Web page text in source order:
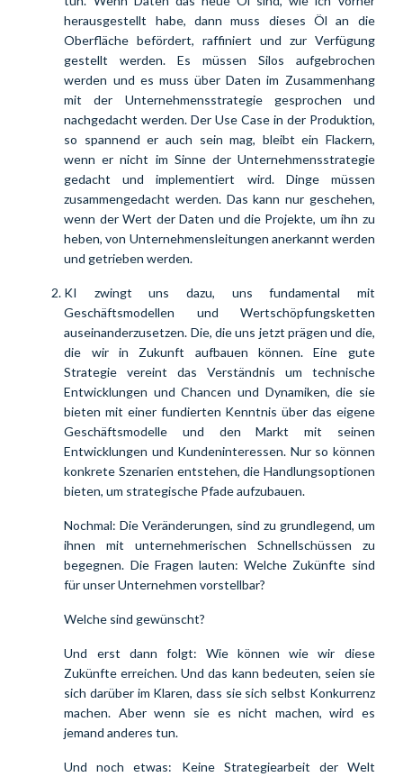
herausgestellt habe, dann muss dieses Öl an die
Oberfläche befördert, raffiniert und zur Verfügung
gestellt werden. Es müssen Silos aufgebrochen
werden und es muss über Daten im Zusammenhang
mit der Unternehmensstrategie gesprochen und
nachgedacht werden. Der Use Case in der Produktion,
so spannend er auch sein mag, bleibt ein Flackern,
wenn er nicht im Sinne der Unternehmensstrategie
gedacht und implementiert wird. Dinge müssen
zusammengedacht werden. Das kann nur geschehen,
wenn der Wert der Daten und die Projekte, um ihn zu
heben, von Unternehmensleitungen anerkannt werden
und getrieben werden.
KI zwingt uns dazu, uns fundamental mit
Geschäftsmodellen und Wertschöpfungsketten
auseinanderzusetzen. Die, die uns jetzt prägen und die,
die wir in Zukunft aufbauen können. Eine gute
Strategie vereint das Verständnis um technische
Entwicklungen und Chancen und Dynamiken, die sie
bieten mit einer fundierten Kenntnis über das eigene
Geschäftsmodelle und den Markt mit seinen
Entwicklungen und Kundeninteressen. Nur so können
konkrete Szenarien entstehen, die Handlungsoptionen
bieten, um strategische Pfade aufzubauen.
Nochmal: Die Veränderungen, sind zu grundlegend, um
ihnen mit unternehmerischen Schnellschüssen zu
begegnen. Die Fragen lauten: Welche Zukünfte sind
für unser Unternehmen vorstellbar?
Welche sind gewünscht?
Und erst dann folgt: Wie können wie wir diese
Zukünfte erreichen. Und das kann bedeuten, seien sie
sich darüber im Klaren, dass sie sich selbst Konkurrenz
machen. Aber wenn sie es nicht machen, wird es
jemand anderes tun.
Und noch etwas: Keine Strategiearbeit der Welt